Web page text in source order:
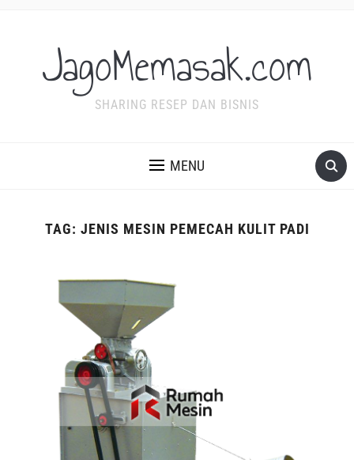
JagoMemasak.com
SHARING RESEP DAN BISNIS
MENU
TAG: JENIS MESIN PEMECAH KULIT PADI